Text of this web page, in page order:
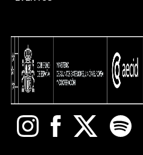
InstagramFacebook
X Spotify